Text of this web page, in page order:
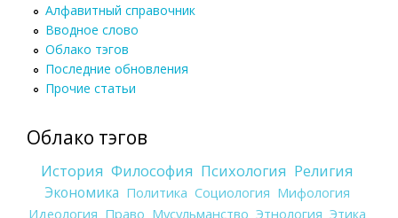
Алфавитный справочник
Вводное слово
Облако тэгов
Последние обновления
Прочие статьи
Облако тэгов
История Философия Психология Религия
Экономика Политика Социология Мифология
Идеология Право Мусульманство Этнология Этика